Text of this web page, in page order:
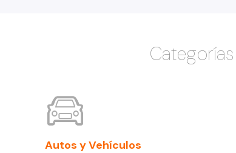
Categorías
Autos y Vehículos